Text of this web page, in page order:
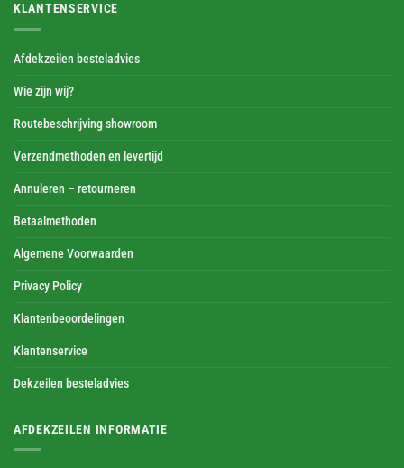
KLANTENSERVICE
Afdekzeilen besteladvies
Wie zijn wij?
Routebeschrijving showroom
Verzendmethoden en levertijd
Annuleren – retourneren
Betaalmethoden
Algemene Voorwaarden
Privacy Policy
Klantenbeoordelingen
Klantenservice
Dekzeilen besteladvies
AFDEKZEILEN INFORMATIE